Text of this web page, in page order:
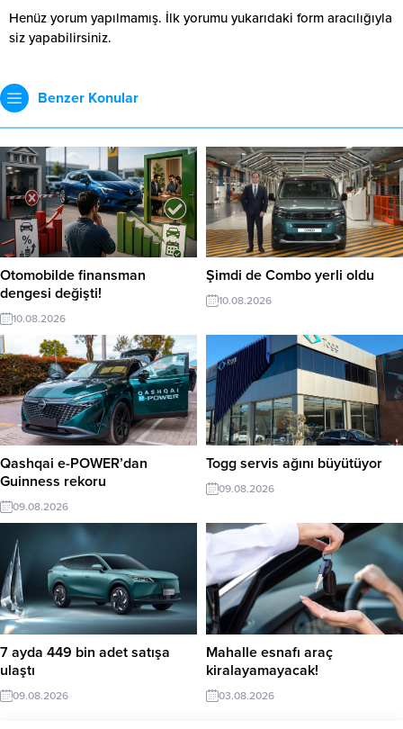
Henüz yorum yapılmamış. İlk yorumu yukarıdaki form aracılığıyla
siz yapabilirsiniz.
Benzer Konular
Otomobilde finansman
dengesi değişti!
10.08.2026
Şimdi de Combo yerli oldu
10.08.2026
Qashqai e-POWER’dan
Guinness rekoru
09.08.2026
Togg servis ağını büyütüyor
09.08.2026
7 ayda 449 bin adet satışa
ulaştı
09.08.2026
Mahalle esnafı araç
kiralayamayacak!
03.08.2026